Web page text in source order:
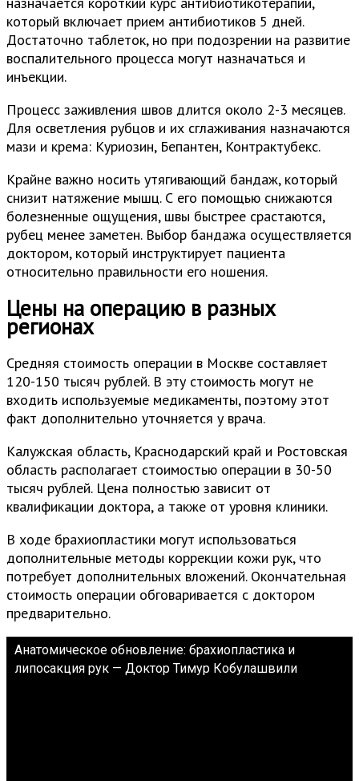
который включает прием антибиотиков 5 дней.
Достаточно таблеток, но при подозрении на развитие
воспалительного процесса могут назначаться и
инъекции.
Процесс заживления швов длится около 2-3 месяцев.
Для осветления рубцов и их сглаживания назначаются
мази и крема: Куриозин, Бепантен, Контрактубекс.
Крайне важно носить утягивающий бандаж, который
снизит натяжение мышц. С его помощью снижаются
болезненные ощущения, швы быстрее срастаются,
рубец менее заметен. Выбор бандажа осуществляется
доктором, который инструктирует пациента
относительно правильности его ношения.
Цены на операцию в разных
регионах
Средняя стоимость операции в Москве составляет
120-150 тысяч рублей. В эту стоимость могут не
входить используемые медикаменты, поэтому этот
факт дополнительно уточняется у врача.
Калужская область, Краснодарский край и Ростовская
область располагает стоимостью операции в 30-50
тысяч рублей. Цена полностью зависит от
квалификации доктора, а также от уровня клиники.
В ходе брахиопластики могут использоваться
дополнительные методы коррекции кожи рук, что
потребует дополнительных вложений. Окончательная
стоимость операции обговаривается с доктором
предварительно.
Анатомическое обновление: брахиопластика и
липосакция рук — Доктор Тимур Кобулашвили